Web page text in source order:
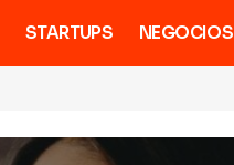
STARTUPS NEGOCIOS